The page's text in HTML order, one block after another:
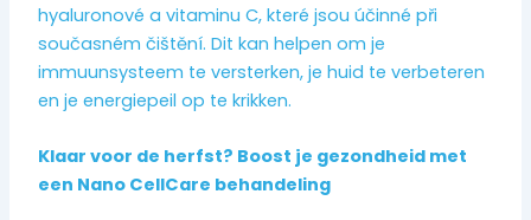
hyaluronové a vitaminu C, které jsou účinné při
současném čištění. Dit kan helpen om je
immuunsysteem te versterken, je huid te verbeteren
en je energiepeil op te krikken.
Klaar voor de herfst? Boost je gezondheid met
een Nano CellCare behandeling